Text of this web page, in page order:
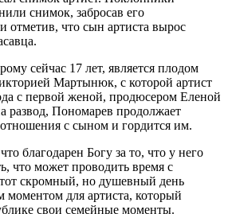
снимок, забросав его
отметив, что сын артиста вырос
сейчас 17 лет, является плодом
Мартынюк, с которой артист
с первой женой, продюсером Еленой
развод, Пономарев продолжает
с сыном и гордится им.
благодарен Богу за то, что у него
что может проводить время с
скромный, но душевный день
для артиста, который
свои семейные моменты.